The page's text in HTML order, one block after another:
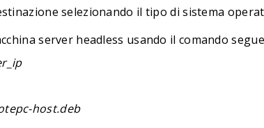
selezionando il tipo di sistema
server headless usando il comando
host.deb